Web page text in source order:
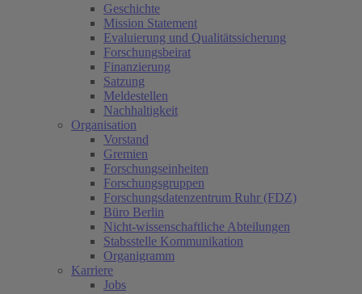
Geschichte
Mission Statement
Evaluierung und Qualitätssicherung
Forschungsbeirat
Finanzierung
Satzung
Meldestellen
Nachhaltigkeit
Organisation
Vorstand
Gremien
Forschungseinheiten
Forschungsgruppen
Forschungsdatenzentrum Ruhr (FDZ)
Büro Berlin
Nicht-wissenschaftliche Abteilungen
Stabsstelle Kommunikation
Organigramm
Karriere
Jobs